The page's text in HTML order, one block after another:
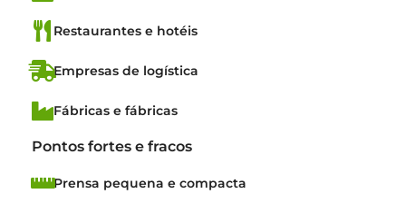
Restaurantes e hotéis
Empresas de logística
Fábricas e fábricas
Pontos fortes e fracos
Prensa pequena e compacta